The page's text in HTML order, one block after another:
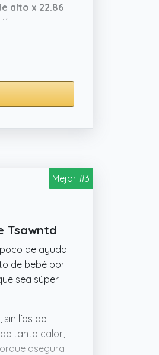
alto x 22.86
sentarse todo
Mejor #3
Tsawntd
de ayuda
de bebé por
sea súper
sin líos de
tanto calor,
asegura